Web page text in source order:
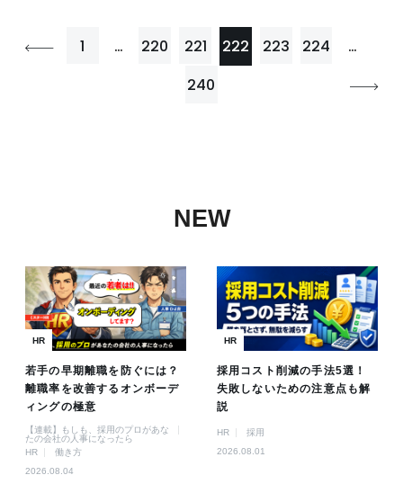
1 … 220 221 222 223 224
…
240
NEW
HR
若手の早期離職を防ぐには？
離職率を改善するオンボーデ
ィングの極意
【連載】もしも、採用のプロがあな
たの会社の人事になったら
HR
働き方
2026.08.04
HR
採用コスト削減の手法5選！
失敗しないための注意点も解
説
HR
採用
2026.08.01